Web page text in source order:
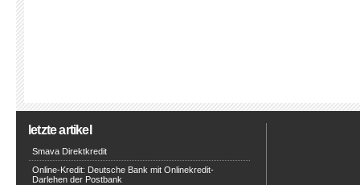
letzte artikel
Smava Direktkredit
Online-Kredit: Deutsche Bank mit Onlinekredit-
Darlehen der Postbank